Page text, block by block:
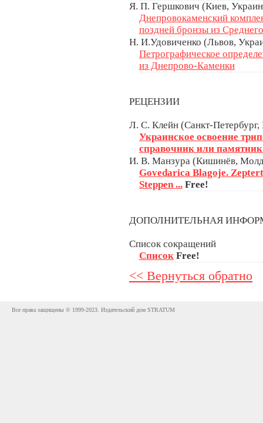
Я. П. Гершкович (Киев,
Днепровокаменский
поздней бронзы из
Н. И.Удовиченко (Львов,
Петрографическое
из Днепрово-Каменки
РЕЦЕНЗИИ
Л. С. Клейн (Санкт-Петербург,
Украинское освоение
справочник или
И. В. Манзура (Кишинёв,
Govedarica Blagoje.
Steppen ... Free!
ДОПОЛНИТЕЛЬНАЯ
Список сокращений
Список Free!
<< Вернуться обратно
Все права защищены © 1999-2023. Издательский дом STRATUM